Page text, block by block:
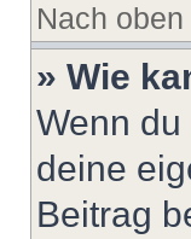
Nach oben
» Wie
Wenn
deine
Beitrag